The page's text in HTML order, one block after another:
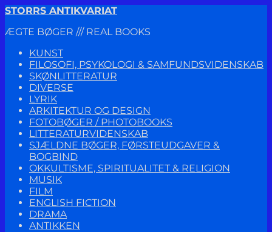
Spring
navigation
Spring
indhold
STORRS ANTIKVARIAT
ÆGTE BØGER /// REAL BOOKS
KUNST
FILOSOFI, PSYKOLOGI & SAMFUNDSVIDENSKAB
SKØNLITTERATUR
DIVERSE
LYRIK
ARKITEKTUR OG DESIGN
FOTOBØGER / PHOTOBOOKS
LITTERATURVIDENSKAB
SJÆLDNE BØGER, FØRSTEUDGAVER &
BOGBIND
OKKULTISME, SPIRITUALITET & RELIGION
MUSIK
FILM
ENGLISH FICTION
DRAMA
ANTIKKEN